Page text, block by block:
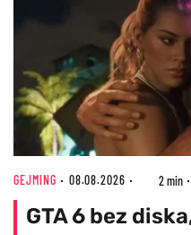
GEJMING 08.08.2026 2 min
GTA 6 bez